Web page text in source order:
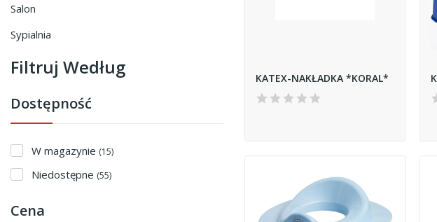
Salon
Sypialnia
Filtruj Według
Dostępność
W magazynie (15)
Niedostępne (55)
Cena
KATEX-NAKŁADKA *KORAL*